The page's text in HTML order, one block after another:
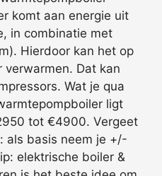
komt aan energie uit
in combinatie met
Hierdoor kan het op
verwarmen. Dat kan
Wat je qua
ligt
tot €4900. Vergeet
als basis neem je +/-
elektrische boiler &